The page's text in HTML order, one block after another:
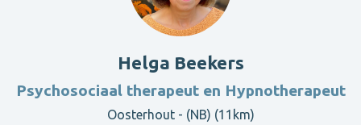
Helga Beekers
Psychosociaal therapeut en Hypnotherapeut
Oosterhout - (NB) (11km)